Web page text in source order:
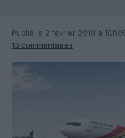
Publié le 2 février 2018 à
13 commentaires